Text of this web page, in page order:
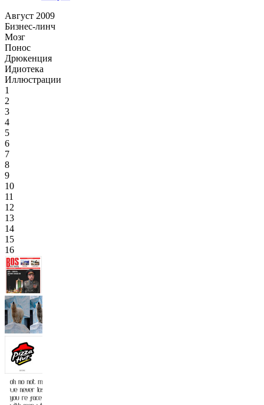
Август 2009
Бизнес-линч
Мозг
Понос
Дрюкенция
Идиотека
Иллюстрации
1
2
3
4
5
6
7
8
9
10
11
12
13
14
15
16